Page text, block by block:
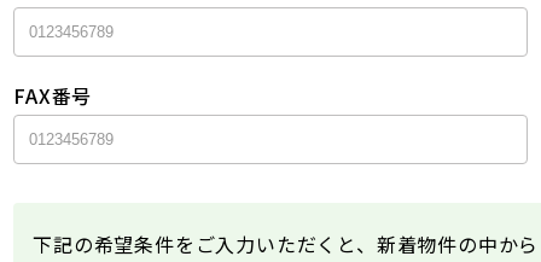
FAX番号
下記の希望条件をご入力いただくと、新着物件の中から